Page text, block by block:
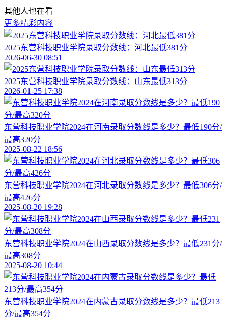
其他人也在看
更多精彩内容
2025东营科技职业学院录取分数线：河北最低381分
2026-06-30 08:51
2025东营科技职业学院录取分数线：山东最低313分
2026-01-25 17:38
东营科技职业学院2024在河南录取分数线是多少？最低190分/
最高320分
2025-08-22 18:56
东营科技职业学院2024在河北录取分数线是多少？最低306分/
最高426分
2025-08-20 19:28
东营科技职业学院2024在山西录取分数线是多少？最低231分/
最高308分
2025-08-20 10:44
东营科技职业学院2024在内蒙古录取分数线是多少？最低213
分/最高354分